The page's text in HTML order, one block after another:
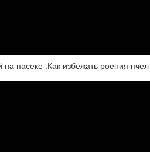
пасеке .Как избежать роения пчел